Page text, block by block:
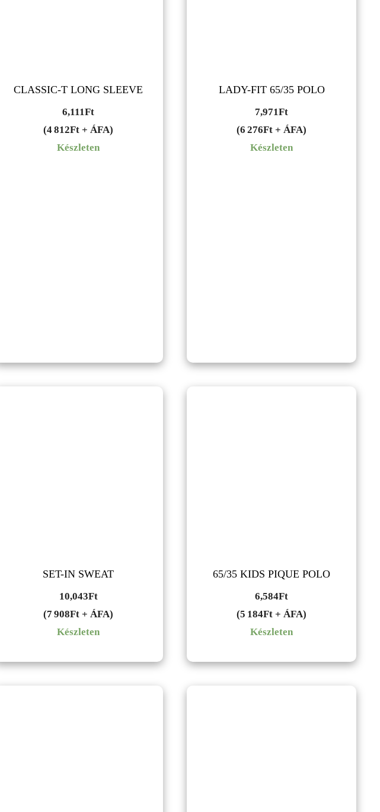
CLASSIC-T LONG SLEEVE
6,111Ft
(4 812Ft + ÁFA)
Készleten
LADY-FIT 65/35 POLO
7,971Ft
(6 276Ft + ÁFA)
Készleten
SET-IN SWEAT
10,043Ft
(7 908Ft + ÁFA)
Készleten
65/35 KIDS PIQUE POLO
6,584Ft
(5 184Ft + ÁFA)
Készleten